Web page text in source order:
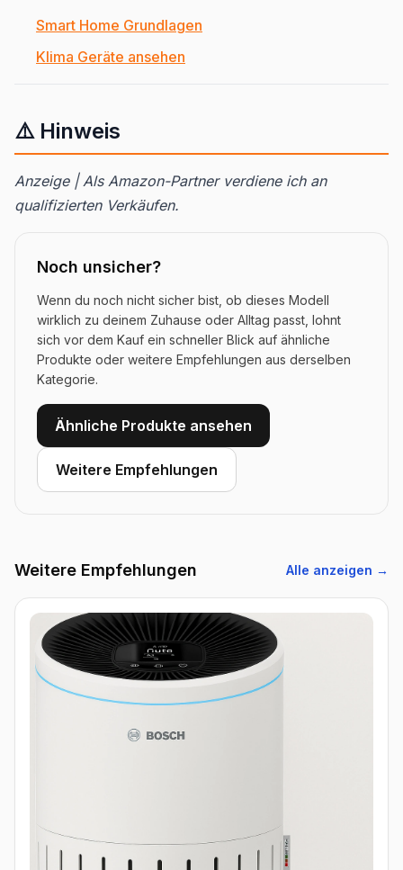
Smart Home Grundlagen
Klima Geräte ansehen
⚠️ Hinweis
Anzeige | Als Amazon-Partner verdiene ich an
qualifizierten Verkäufen.
Noch unsicher?
Wenn du noch nicht sicher bist, ob dieses Modell
wirklich zu deinem Zuhause oder Alltag passt, lohnt
sich vor dem Kauf ein schneller Blick auf ähnliche
Produkte oder weitere Empfehlungen aus derselben
Kategorie.
Ähnliche Produkte ansehen
Weitere Empfehlungen
Weitere Empfehlungen Alle anzeigen →